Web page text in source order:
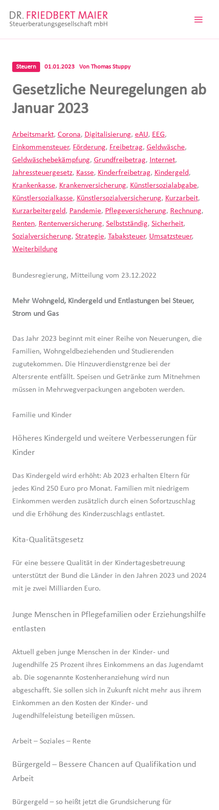
Inhalt
Steuern 01.01.2023 Von Thomas Stuppy
Gesetzliche Neuregelungen ab
Januar 2023
Arbeitsmarkt, Corona, Digitalisierung, eAU, EEG,
Einkommensteuer, Förderung, Freibetrag, Geldwäsche,
Geldwäschebekämpfung, Grundfreibetrag, Internet,
Jahressteuergesetz, Kasse, Kinderfreibetrag, Kindergeld,
Krankenkasse, Krankenversicherung, Künstlersozialabgabe,
Künstlersozialkasse, Künstlersozialversicherung, Kurzarbeit,
Kurzarbeitergeld, Pandemie, Pflegeversicherung, Rechnung,
Renten, Rentenversicherung, Selbstständig, Sicherheit,
Sozialversicherung, Strategie, Tabaksteuer, Umsatzsteuer,
Weiterbildung
Bundesregierung, Mitteilung vom 23.12.2022
Mehr Wohngeld, Kindergeld und Entlastungen bei Steuer,
Strom und Gas
Das Jahr 2023 beginnt mit einer Reihe von Neuerungen, die
Familien, Wohngeldbeziehenden und Studierenden
zugutekommen. Die Hinzuverdienstgrenze bei der
Altersrente entfällt. Speisen und Getränke zum Mitnehmen
müssen in Mehrwegverpackungen angeboten werden.
Familie und Kinder
Höheres Kindergeld und weitere Verbesserungen für
Kinder
Das Kindergeld wird erhöht: Ab 2023 erhalten Eltern für
jedes Kind 250 Euro pro Monat. Familien mit niedrigem
Einkommen werden zusätzlich durch einen Sofortzuschlag
und die Erhöhung des Kinderzuschlags entlastet.
Kita-Qualitätsgesetz
Für eine bessere Qualität in der Kindertagesbetreuung
unterstützt der Bund die Länder in den Jahren 2023 und 2024
mit je zwei Milliarden Euro.
Junge Menschen in Pflegefamilien oder Erziehungshilfe
entlasten
Aktuell geben junge Menschen in der Kinder- und
Jugendhilfe 25 Prozent ihres Einkommens an das Jugendamt
ab. Die sogenannte Kostenheranziehung wird nun
abgeschafft. Sie sollen sich in Zukunft nicht mehr aus ihrem
Einkommen an den Kosten der Kinder- und
Jugendhilfeleistung beteiligen müssen.
Arbeit – Soziales – Rente
Bürgergeld – Bessere Chancen auf Qualifikation und
Arbeit
Bürgergeld – so heißt jetzt die Grundsicherung für